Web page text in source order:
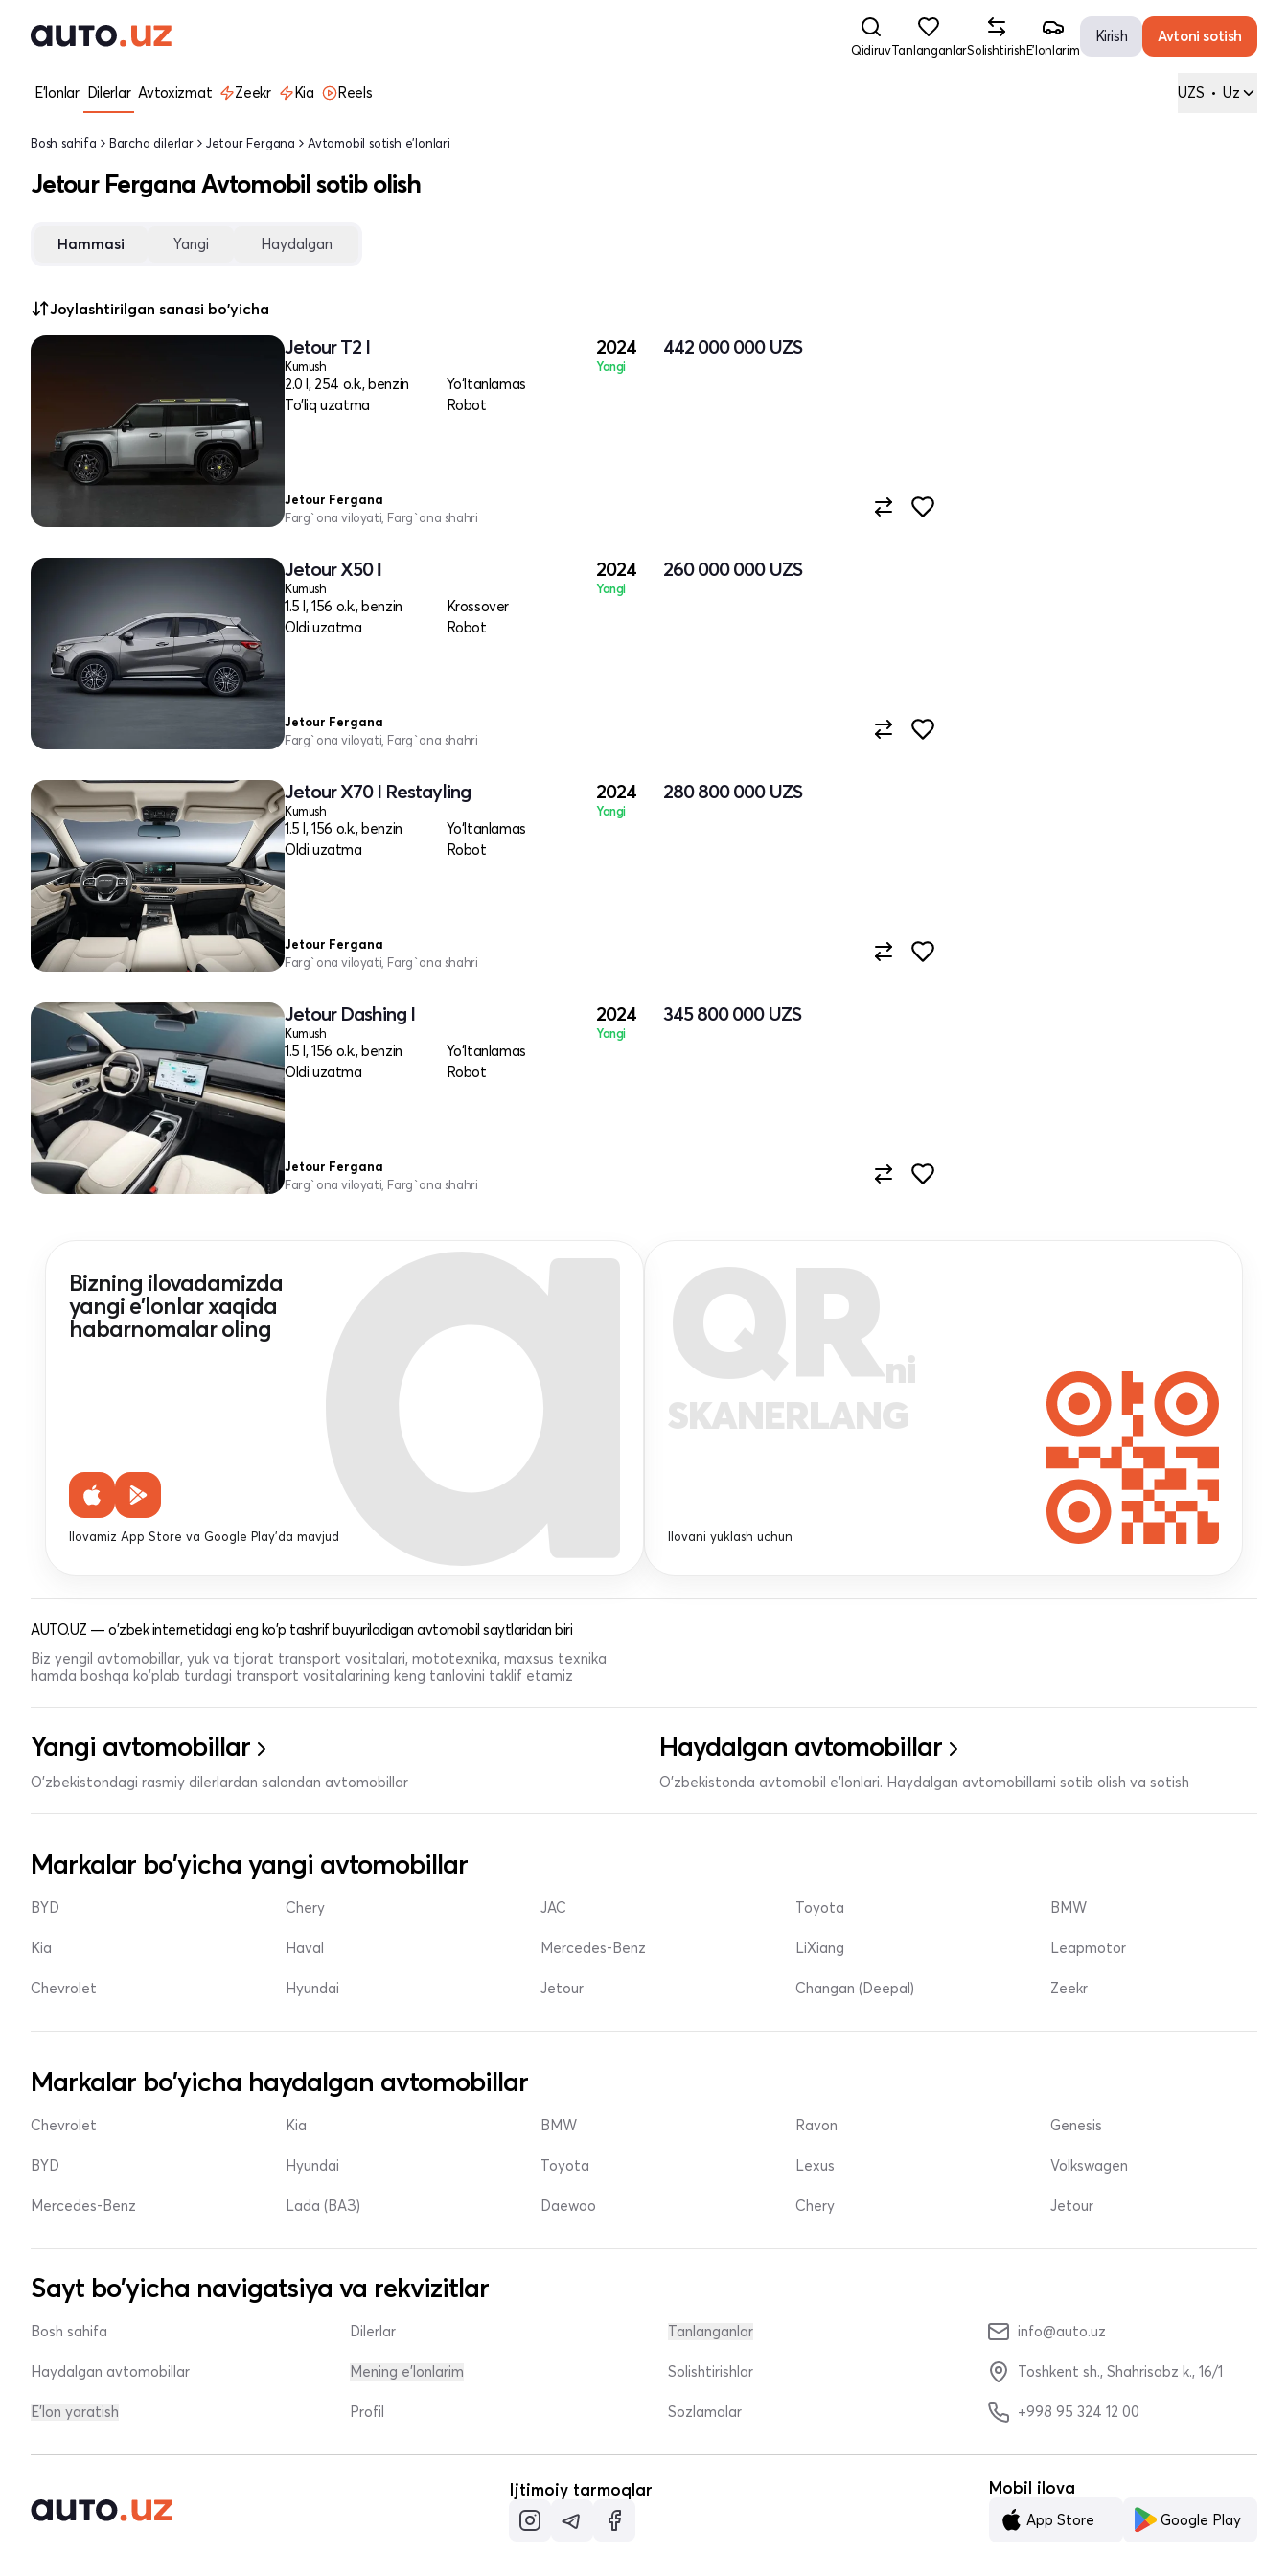
QidiruvTanlanganlarSolishtirishE'lonlarim
Kirish Avtoni sotish
E'lonlar Dilerlar Avtoxizmat Zeekr Kia Reels UZS • Uz
Bosh sahifa Barcha dilerlar Jetour Fergana Avtomobil sotish e'lonlari
Jetour Fergana Avtomobil sotib olish
Hammasi Yangi Haydalgan
Joylashtirilgan sanasi bo'yicha
Jetour T2 I
Kumush
2.0 l, 254 o.k., benzin
Yo‘ltanlamas
To'liq uzatma
Robot
2024
Yangi
442 000 000 UZS
Jetour Fergana
Farg`ona viloyati, Farg`ona shahri
Jetour X50 Ι
Kumush
1.5 l, 156 o.k., benzin
Krossover
Oldi uzatma
Robot
2024
Yangi
260 000 000 UZS
Jetour Fergana
Farg`ona viloyati, Farg`ona shahri
Jetour X70 I Restayling
Kumush
1.5 l, 156 o.k., benzin
Yo‘ltanlamas
Oldi uzatma
Robot
2024
Yangi
280 800 000 UZS
Jetour Fergana
Farg`ona viloyati, Farg`ona shahri
Jetour Dashing I
Kumush
1.5 l, 156 o.k., benzin
Yo‘ltanlamas
Oldi uzatma
Robot
2024
Yangi
345 800 000 UZS
Jetour Fergana
Farg`ona viloyati, Farg`ona shahri
Bizning ilovadamizda
yangi e'lonlar xaqida
habarnomalar oling
Ilovamiz App Store va Google Play'da mavjud
QRni
SKANERLANG
Ilovani yuklash uchun
AUTO.UZ — o'zbek internetidagi eng ko'p tashrif buyuriladigan avtomobil saytlaridan biri
Biz yengil avtomobillar, yuk va tijorat transport vositalari, mototexnika, maxsus texnika
hamda boshqa ko'plab turdagi transport vositalarining keng tanlovini taklif etamiz
Yangi avtomobillar
O'zbekistondagi rasmiy dilerlardan salondan avtomobillar
Haydalgan avtomobillar
O'zbekistonda avtomobil e’lonlari. Haydalgan avtomobillarni sotib olish va sotish
Markalar bo'yicha yangi avtomobillar
BYD
Kia
Chevrolet
Chery
Haval
Hyundai
JAC
Mercedes-Benz
Jetour
Toyota
LiXiang
Changan (Deepal)
BMW
Leapmotor
Zeekr
Markalar bo'yicha haydalgan avtomobillar
Chevrolet
BYD
Mercedes-Benz
Kia
Hyundai
Lada (ВАЗ)
BMW
Toyota
Daewoo
Ravon
Lexus
Chery
Genesis
Volkswagen
Jetour
Sayt bo'yicha navigatsiya va rekvizitlar
Bosh sahifa
Haydalgan avtomobillar
E'lon yaratish
Dilerlar
Mening e'lonlarim
Profil
Tanlanganlar
Solishtirishlar
Sozlamalar
info@auto.uz
Toshkent sh., Shahrisabz k., 16/1
+998 95 324 12 00
Ijtimoiy tarmoqlar Mobil ilova
App Store Google Play